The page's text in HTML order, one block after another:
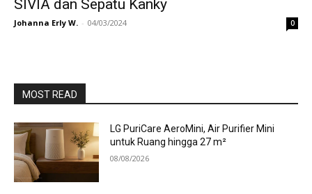
SIVIA dan Sepatu Kanky
Johanna Erly W. - 04/03/2024 0
MOST READ
LG PuriCare AeroMini, Air Purifier Mini
untuk Ruang hingga 27 m²
08/08/2026